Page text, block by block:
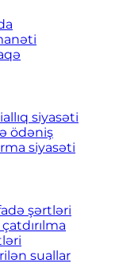
siyasəti
ödəniş
siyasəti
şərtləri
suallar